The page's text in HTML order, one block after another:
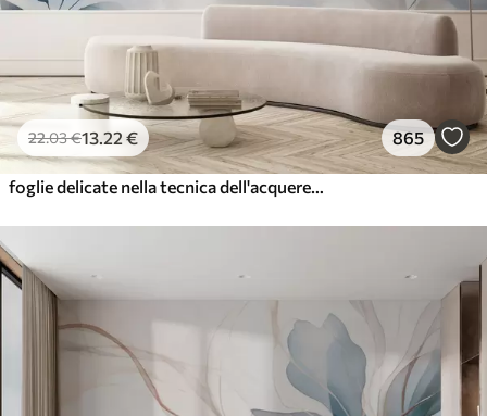
22.03€13 .22 € 865